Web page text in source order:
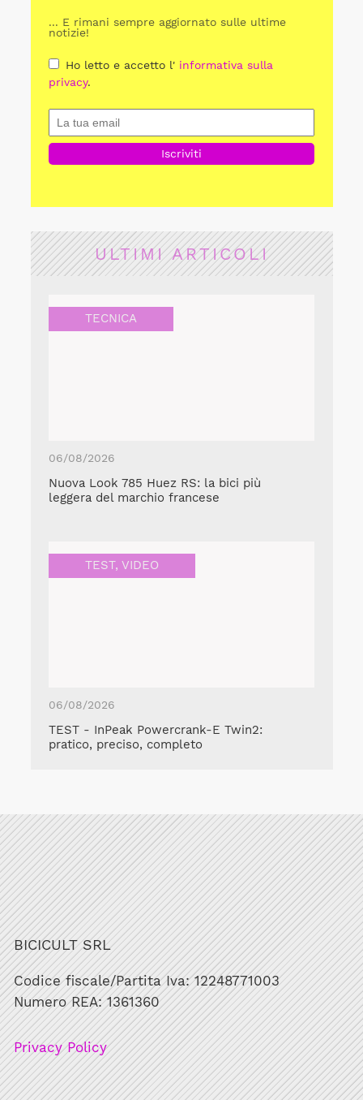
... E rimani sempre aggiornato sulle ultime
notizie!
Ho letto e accetto l' informativa sulla
privacy.
ULTIMI ARTICOLI
TECNICA
06/08/2026
Nuova Look 785 Huez RS: la bici più
leggera del marchio francese
TEST, VIDEO
06/08/2026
TEST - InPeak Powercrank-E Twin2:
pratico, preciso, completo
BICICULT SRL
Codice fiscale/Partita Iva: 12248771003
Numero REA: 1361360
Privacy Policy